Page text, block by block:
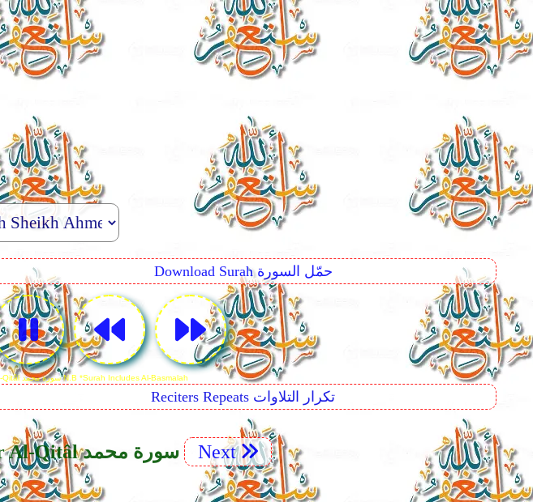
Download Surah حمّل السورة
Reciting Murattalah Audio for 47. Surah Muhammad or Al-Qitâl سورة محمد N.B *Surah Includes Al-Basmalah
Reciters Repeats تكرار التلاوات
47. Surah Muhammad or Al-Qitâl سورة محمد Next